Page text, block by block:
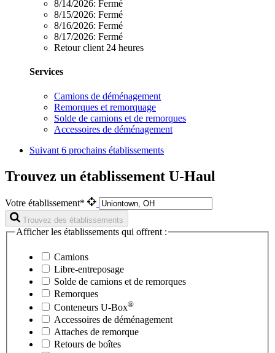
8/14/2026: Fermé
8/15/2026: Fermé
8/16/2026: Fermé
8/17/2026: Fermé
Retour client 24 heures
Services
Camions de déménagement
Remorques et remorquage
Solde de camions et de remorques
Accessoires de déménagement
Suivant 6 prochains établissements
Trouvez un établissement U-Haul
Votre établissement*
Trouvez des établissements
Afficher les établissements qui offrent :
Camions
Libre-entreposage
Solde de camions et de remorques
Remorques
Conteneurs U-Box®
Accessoires de déménagement
Attaches de remorque
Retours de boîtes